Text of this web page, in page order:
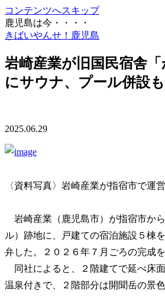
コンテンツへスキップ
鹿児島は今・・・・
きばいやんせ！鹿児島
岩崎産業が旧国民宿舎
にサウナ、プール併設
2025.06.29
〈資料写真〉岩崎産業が指宿市で運
岩崎産業（鹿児島市）が指宿市か
ル）跡地に、戸建ての宿泊施設５棟
弁した。２０２６年７月ごろの完成
同社によると、２階建てで延べ床
温泉付きで、２階部分は開聞岳の景